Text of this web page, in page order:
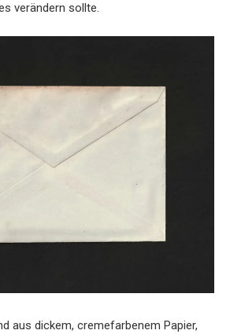
verändern sollte.
aus dickem, cremefarbenem Papier,